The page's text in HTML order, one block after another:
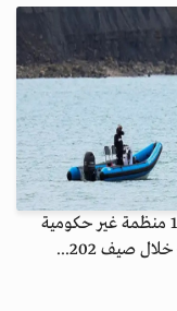
رفض مجلس الدولة الفرنسي طلبًا تقدّمت به 17 منظمة غير حكومية
صيف 202...